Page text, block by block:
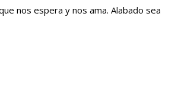
nos espera y nos ama. Alabado sea